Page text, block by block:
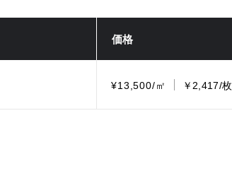
価格
¥13,500/㎡ ￥2,417/枚